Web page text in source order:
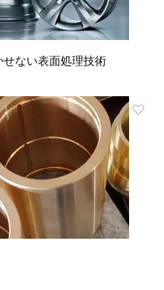
ない表面処理技術